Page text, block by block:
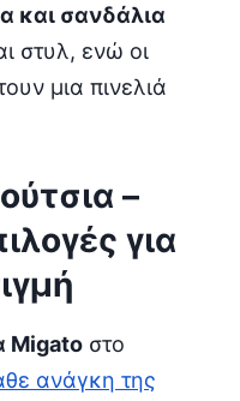
και σανδάλια
στυλ, ενώ οι
μια πινελιά
–
για
Migato στο
ανάγκη της